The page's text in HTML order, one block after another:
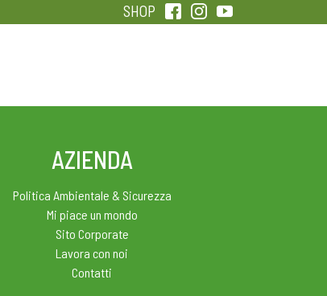
SHOP
AZIENDA
Politica Ambientale & Sicurezza
Mi piace un mondo
Sito Corporate
Lavora con noi
Contatti